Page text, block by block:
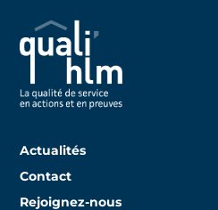
Actualités
Contact
Rejoignez-nous